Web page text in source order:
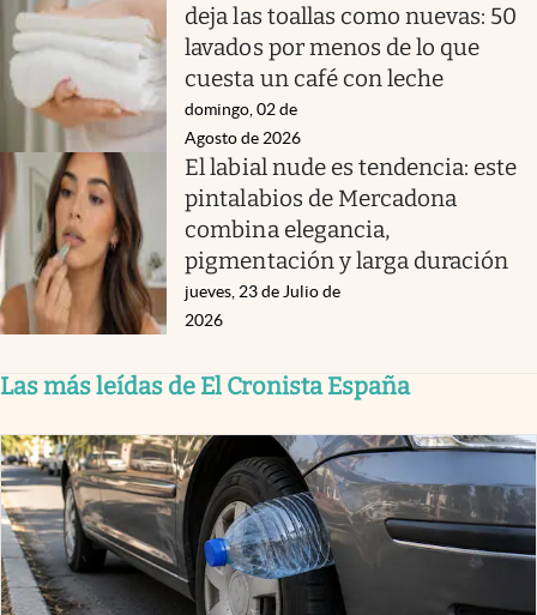
deja las toallas como nuevas: 50
lavados por menos de lo que
cuesta un café con leche
domingo, 02 de
Agosto de 2026
El labial nude es tendencia: este
pintalabios de Mercadona
combina elegancia,
pigmentación y larga duración
jueves, 23 de Julio de
2026
Las más leídas de El Cronista España